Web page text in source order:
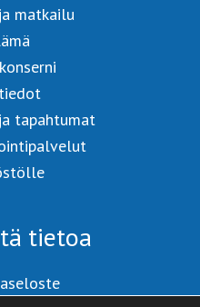
matkailu
tapahtumat
tietoa